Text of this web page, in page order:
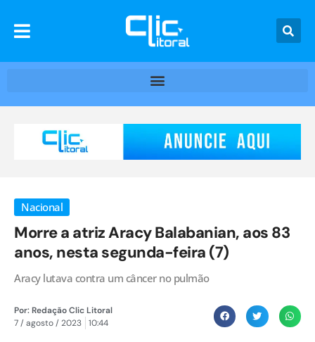
Nacional
Morre a atriz Aracy Balabanian, aos 83
anos, nesta segunda-feira (7)
Aracy lutava contra um câncer no pulmão
Por:Redação Clic Litoral
7 / agosto / 2023
10:44